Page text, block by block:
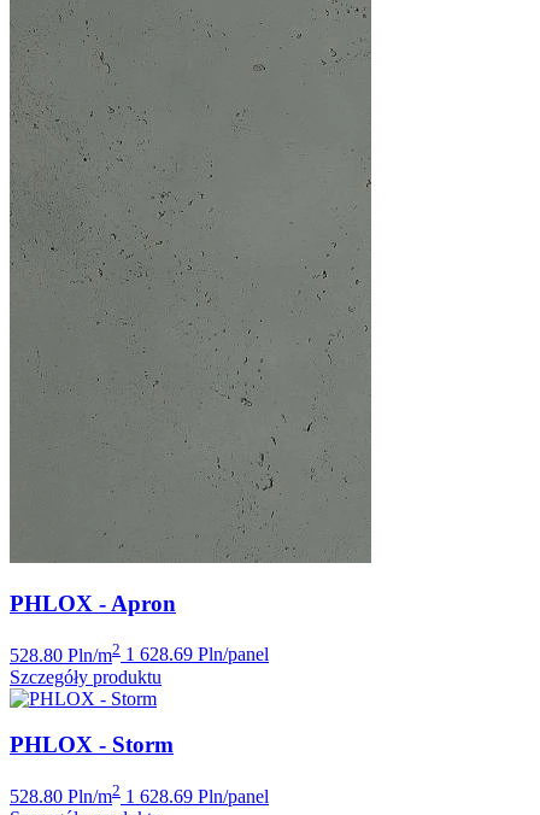
PHLOX - Apron
528.80 Pln/m2 1 628.69 Pln/panel
Szczegóły produktu
PHLOX - Storm
528.80 Pln/m2 1 628.69 Pln/panel